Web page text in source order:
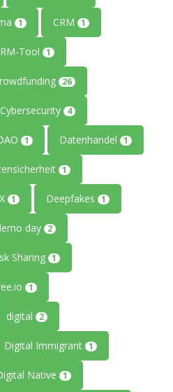
1 CRM 1
Tool 1
26
Cybersecurity 4
1 Datenhandel 1
1
1 Deepfakes 1
day 2
Sharing 1
1
digital 2
Digital Immigrant 1
Native 1